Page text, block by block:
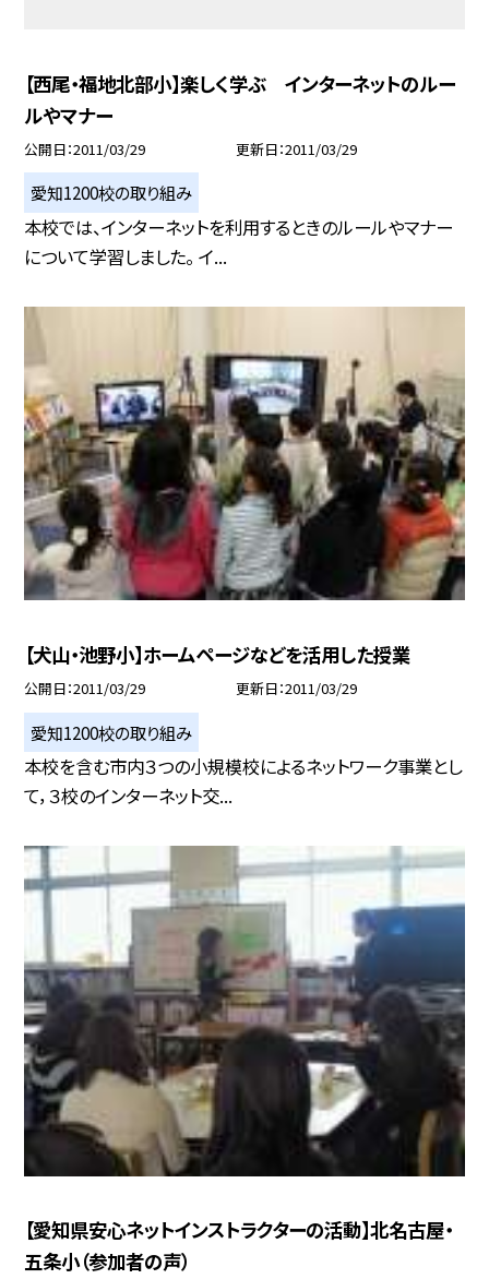
【西尾・福地北部小】楽しく学ぶ インターネットのルー
ルやマナー
公開日 2011/03/29 更新日 2011/03/29
愛知1200校の取り組み
本校では、インターネットを利用するときのルールやマナー
について学習しました。 イ...
【犬山・池野小】ホームページなどを活用した授業
公開日 2011/03/29 更新日 2011/03/29
愛知1200校の取り組み
本校を含む市内３つの小規模校によるネットワーク事業とし
て，３校のインターネット交...
【愛知県安心ネットインストラクターの活動】北名古屋・
五条小（参加者の声）